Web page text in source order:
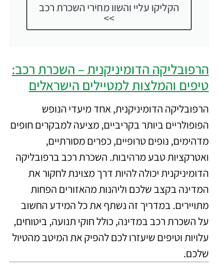
הקליקו עליי והשוו מחירי השכרת רכב
>>
הרפובליקה הדומיניקנית – השכרת רכב:
טיפים והמלצות למטיילים הישראלים
הרפובליקה הדומיניקנית, אחד מיעדי הנופש
הפופולריים ביותר בקריביים, מציעה למבקרים חופים
מדהימים, נופים טרופיים, כפרים מסורתיים,
ואטרקציות טבע מרהיבות. השכרת רכב ברפובליקה
הדומיניקנית יכולה להיות דרך מצוינת לחקור את
המדינה בקצב שלכם וליהנות מהאזורים הפחות
מתויירים. במדריך זה נשתף את כל המידע החשוב
על השכרת רכב במדינה, כולל חוקי תנועה, ביטוחים,
עלויות וטיפים שיעזרו לכם להפיק את המיטב מהטיול
שלכם.